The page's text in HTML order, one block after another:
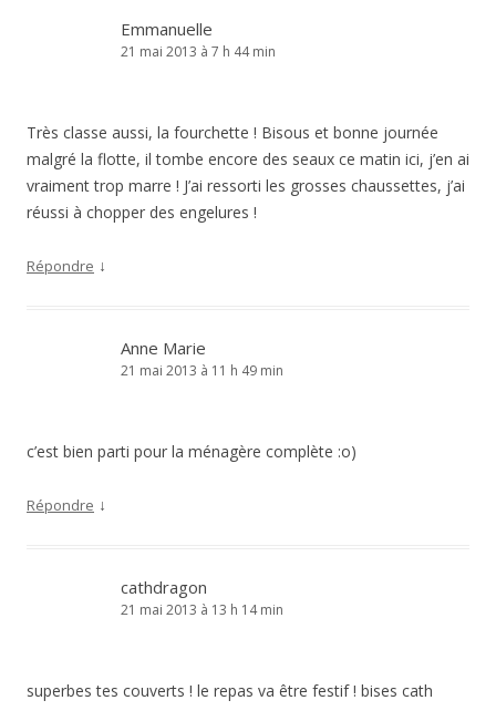
Emmanuelle
21 mai 2013 à 7 h 44 min
Très classe aussi, la fourchette ! Bisous et bonne journée
malgré la flotte, il tombe encore des seaux ce matin ici, j’en ai
vraiment trop marre ! J’ai ressorti les grosses chaussettes, j’ai
réussi à chopper des engelures !
Répondre ↓
Anne Marie
21 mai 2013 à 11 h 49 min
c’est bien parti pour la ménagère complète :o)
Répondre ↓
cathdragon
21 mai 2013 à 13 h 14 min
superbes tes couverts ! le repas va être festif ! bises cath